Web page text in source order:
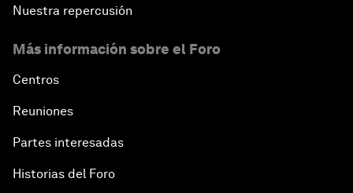
Nuestra repercusión
Más información sobre el Foro
Centros
Reuniones
Partes interesadas
Historias del Foro